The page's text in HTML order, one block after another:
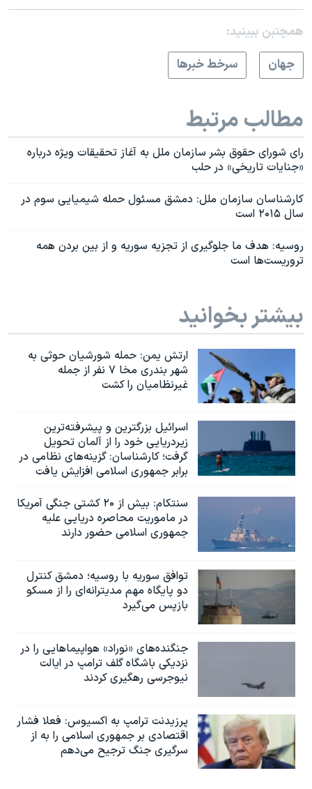
همچنبن ببینید:
جهان
سرخط خبرها
مطالب مرتبط
رای شورای حقوق بشر سازمان ملل به آغاز تحقیقات ویژه درباره
«جنایات تاریخی» در حلب
کارشناسان سازمان ملل: دمشق مسئول حمله شیمیایی سوم در
سال ۲۰۱۵ است
روسیه: هدف ما جلوگیری از تجزیه سوریه و از بین بردن همه
تروریست‌ها است
بیشتر بخوانید
ارتش یمن: حمله شورشیان حوثی به
شهر بندری مخا ۷ نفر از جمله
غیرنظامیان را کشت
اسرائيل بزرگترین و پیشرفته‌ترین
زیردریایی خود را از آلمان تحویل
گرفت؛ کارشناسان: گزینه‌های نظامی در
برابر جمهوری اسلامی افزایش یافت
سنتکام: بیش از ۲۰ کشتی جنگی آمریکا
در ماموریت محاصره دریایی علیه
جمهوری اسلامی حضور دارند
توافق سوریه با روسیه؛ دمشق کنترل
دو پایگاه مهم مدیترانه‌ای را از مسکو
بازپس می‌گیرد
جنگنده‌های «نوراد» هواپیماهایی را در
نزدیکی باشگاه گلف ترامپ در ایالت
نیوجرسی رهگیری کردند
پرزیدنت ترامپ به اکسیوس: فعلا فشار
اقتصادی بر جمهوری اسلامی را به از
سرگیری جنگ ترجیح می‌دهم